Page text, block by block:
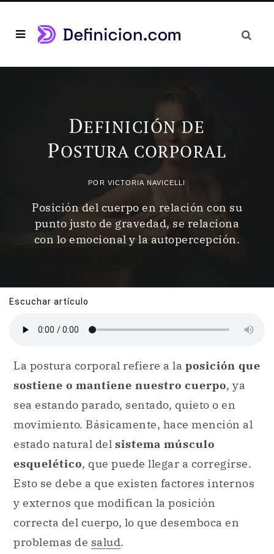
DEFINICIÓN DE
POSTURA CORPORAL
POR VICTORIA NAVICELLI
Posición del cuerpo en relación con su
punto justo de gravedad, se relaciona
con lo emocional y la autopercepción.
Escuchar artículo
La postura corporal refiere a la posición que
sostiene o mantiene nuestro cuerpo, ya
sea estando parado, sentado, quieto o en
movimiento. Básicamente, hace mención al
estado natural del sistema músculo
esquelético, que puede llegar a corregirse.
Esto se debe a que existen factores internos
y externos que modifican la posición
correcta del cuerpo, lo que desemboca en
problemas de salud.